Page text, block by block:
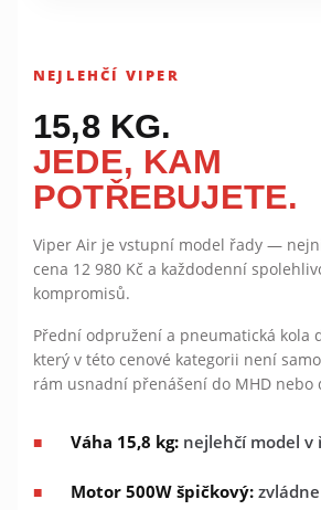
NEJLEHČÍ VIPER
15,8 KG.
JEDE, KAM
POTŘEBUJETE.
Viper Air je vstupní model řady —
cena 12 980 Kč a každodenní
kompromisů.
Přední odpružení a pneumatická kola
který v této cenové kategorii není
rám usnadní přenášení do MHD nebo
Váha 15,8 kg: nejlehčí model v
Motor 500W špičkový: